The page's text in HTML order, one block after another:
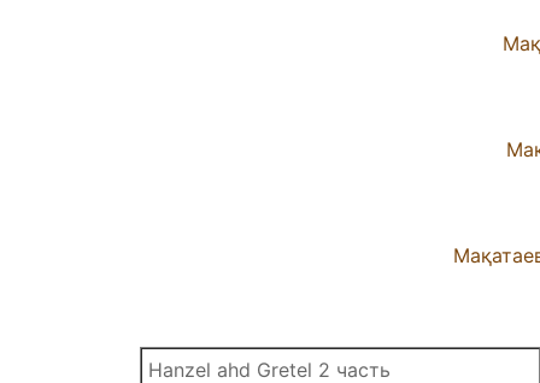
Hanzel ahd Gretel 2 часть